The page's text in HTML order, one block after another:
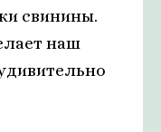
свинины.
наш